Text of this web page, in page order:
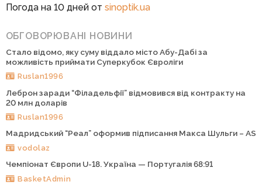
Погода на 10 дней от sinoptik.ua
ОБГОВОРЮВАНІ НОВИНИ
Стало відомо, яку суму віддало місто Абу-Дабі за
можливість приймати Суперкубок Євроліги
Ruslan1996
Леброн заради “Філадельфії” відмовився від контракту на
20 млн доларів
Ruslan1996
Мадридський “Реал” оформив підписання Макса Шульги – AS
vodolaz
Чемпіонат Європи U-18. Україна — Португалія 68:91
BasketAdmin